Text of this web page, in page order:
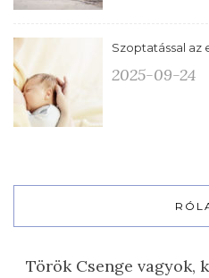
Szoptatással az
2025-09-24
Török Csenge vagyok,